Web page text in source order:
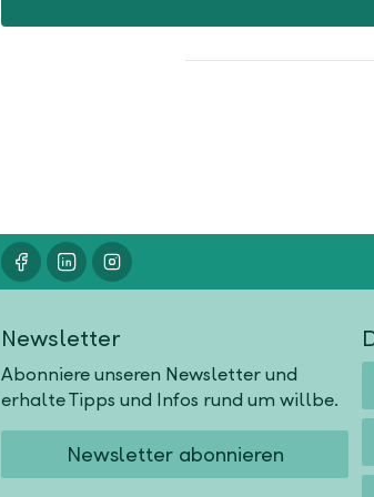
Newsletter
Abonniere unseren Newsletter und
erhalte Tipps und Infos rund um willbe.
Newsletter abonnieren